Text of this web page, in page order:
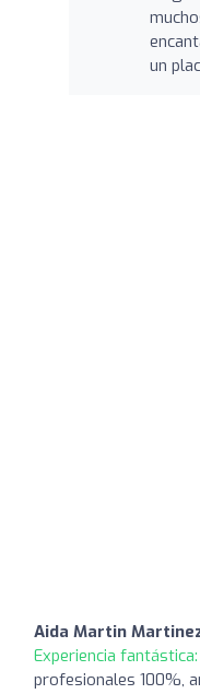
un
Aida Martin
Experiencia fantástica:
profesionales 100%,